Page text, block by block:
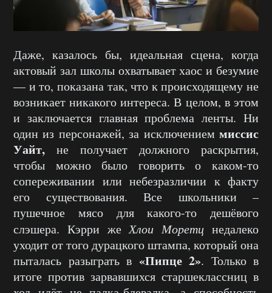
Даже, казалось бы, идеальная сцена, когда
актовый зал школы охватывает хаос и безумие
— и то, показана так, что к происходящему не
возникает никакого интереса. В целом, в этом
и заключается главная проблема ленты. Ни
один из персонажей, за исключением миссис
Уайт, не получает должного раскрытия,
чтобы можно было говорить о каком-то
сопереживании или небезразличии к факту
его существования. Все школьники –
пушечное мясо для какого-то дешёвого
слэшера. Кэрри жеХлои Моретц недалеко
уходит от того дурацкого штампа, который она
пыталась разыграть в «Пипце 2». Только в
итоге против зарвавшихся старшеклассниц в